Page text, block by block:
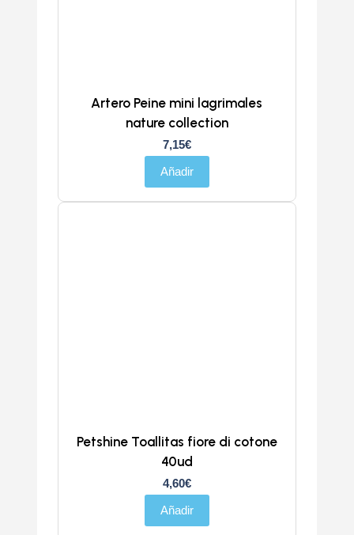
Artero Peine mini lagrimales
nature collection
7,15€
Añadir
Petshine Toallitas fiore di cotone
40ud
4,60€
Añadir